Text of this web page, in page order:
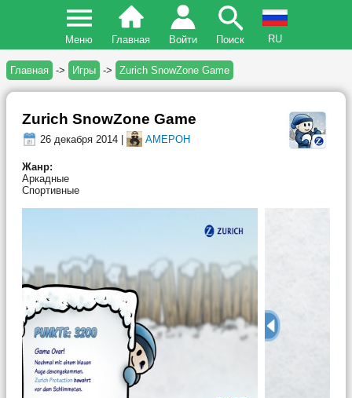
Меню Главная Войти Поиск RU
Главная -> Игры -> Zurich SnowZone Game
Zurich SnowZone Game
26 декабря 2014 | AMEPOH
Жанр:
Аркадные
Спортивные